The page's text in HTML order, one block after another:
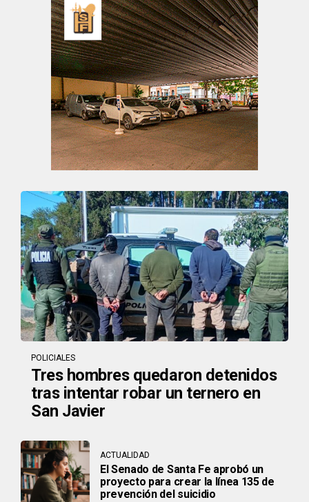
POLICIALES
Tres hombres quedaron detenidos
tras intentar robar un ternero en
San Javier
ACTUALIDAD
El Senado de Santa Fe aprobó un
proyecto para crear la línea 135 de
prevención del suicidio